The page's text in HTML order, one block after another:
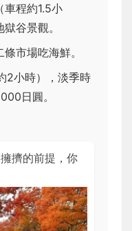
車程約1.5小
谷景觀。
市場吃海鮮。
2小時），淡季時
日圓。
擠的前提，你